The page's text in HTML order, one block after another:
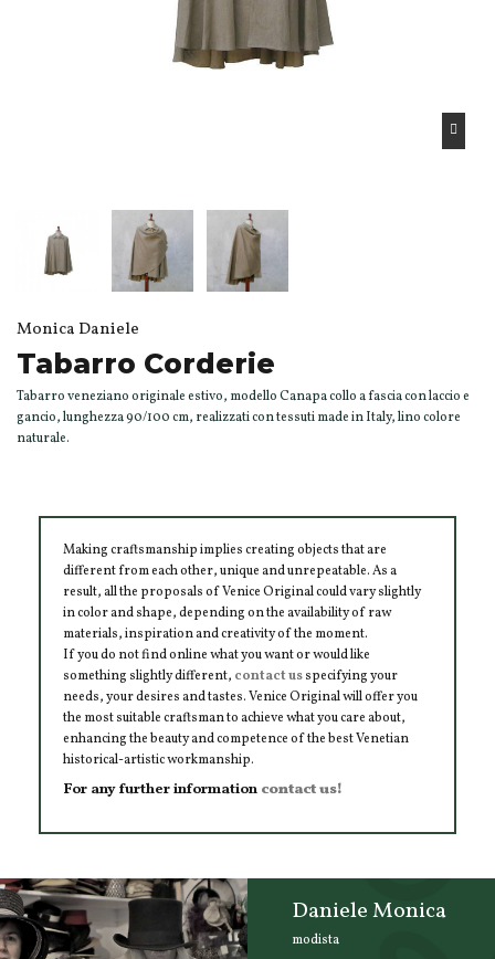
Monica Daniele
Tabarro Corderie
Tabarro veneziano originale estivo, modello Canapa collo a fascia con laccio e
gancio, lunghezza 90/100 cm, realizzati con tessuti made in Italy, lino colore
naturale.
Making craftsmanship implies creating objects that are
different from each other, unique and unrepeatable. As a
result, all the proposals of Venice Original could vary slightly
in color and shape, depending on the availability of raw
materials, inspiration and creativity of the moment.
If you do not find online what you want or would like
something slightly different, contact usspecifying your
needs, your desires and tastes. Venice Original will offer you
the most suitable craftsman to achieve what you care about,
enhancing the beauty and competence of the best Venetian
historical-artistic workmanship.
For any further information contact us!
Daniele Monica
modista